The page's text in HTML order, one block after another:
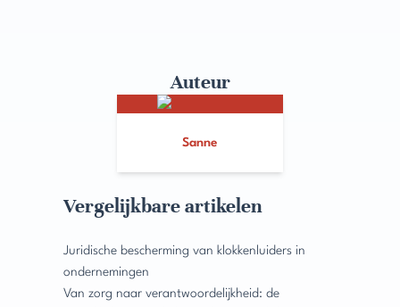
Auteur
Sanne
Vergelijkbare artikelen
Juridische bescherming van klokkenluiders in
ondernemingen
Van zorg naar verantwoordelijkheid: de